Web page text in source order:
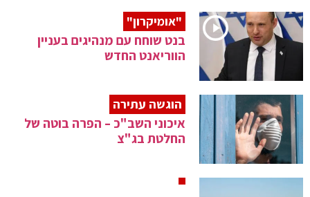
"אומיקרון"
בנט שוחח עם מנהיגים בעניין
הווריאנט החדש
הוגשה עתירה
איכוני השב"כ – הפרה בוטה של
החלטת בג"צ